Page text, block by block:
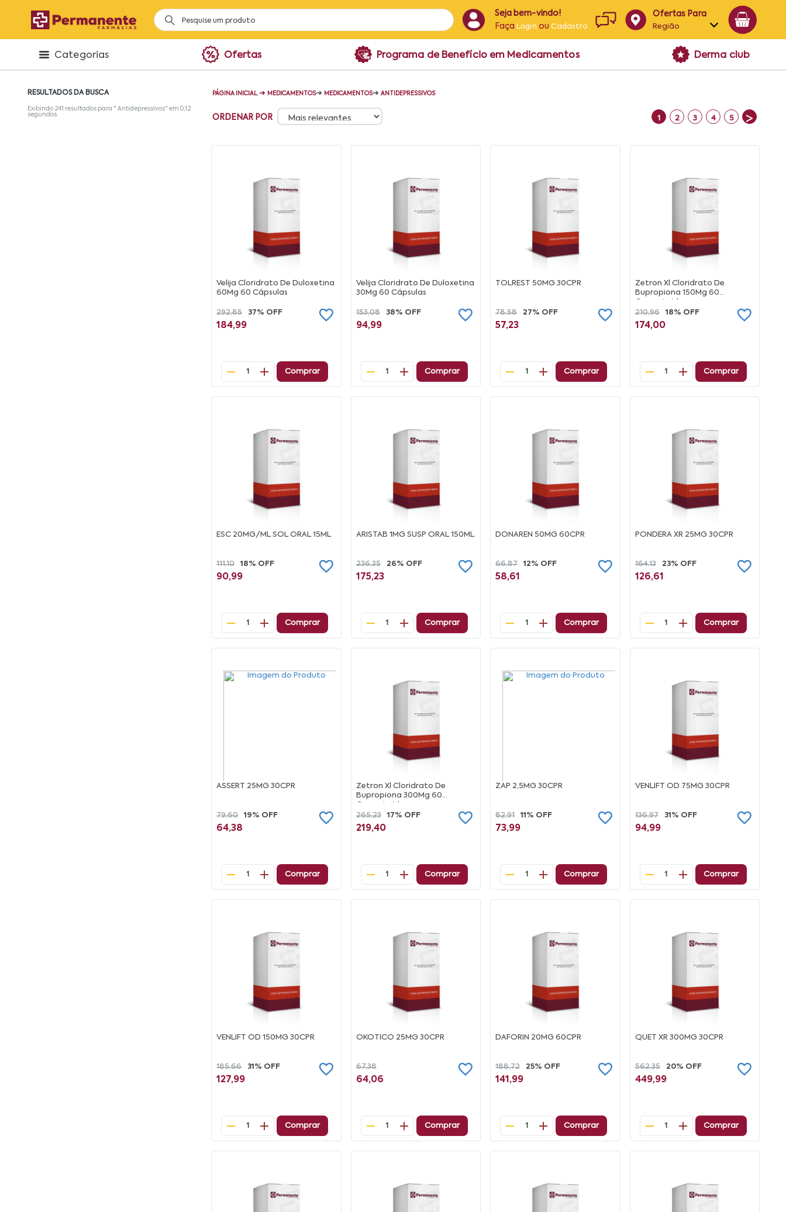
Seja bem-vindo!
Faça Login ouCadastro
Ofertas Para
Região
Alagoas
Pernambuco
Categorias Ofertas Programa de Benefício em Medicamentos Derma club
RESULTADOS DA BUSCA
Exibindo 241 resultados para " Antidepressivos" em 0,12
segundos.
PÁGINA INICIAL ➜ MEDICAMENTOS➜ MEDICAMENTOS➜ ANTIDEPRESSIVOS
ORDENAR POR 1 2 3 4 5 >
Velija Cloridrato De Duloxetina
60Mg 60 Cápsulas
292,85 37% OFF
184,99
1 Comprar
Velija Cloridrato De Duloxetina
30Mg 60 Cápsulas
153,08 38% OFF
94,99
1 Comprar
TOLREST 50MG 30CPR
78,58 27% OFF
57,23
1 Comprar
Zetron Xl Cloridrato De
Bupropiona 150Mg 60
Comprimidos
210,96
18% OFF
174,00
1 Comprar
ESC 20MG/ML SOL ORAL 15ML
111,10 18% OFF
90,99
1 Comprar
ARISTAB 1MG SUSP ORAL 150ML
236,35 26% OFF
175,23
1 Comprar
DONAREN 50MG 60CPR
66,87 12% OFF
58,61
1 Comprar
PONDERA XR 25MG 30CPR
164,13 23% OFF
126,61
1 Comprar
ASSERT 25MG 30CPR
79,60 19% OFF
64,38
1 Comprar
Zetron Xl Cloridrato De
Bupropiona 300Mg 60
Comprimidos
265,23
17% OFF
219,40
1 Comprar
ZAP 2,5MG 30CPR
82,91 11% OFF
73,99
1 Comprar
VENLIFT OD 75MG 30CPR
136,97 31% OFF
94,99
1 Comprar
VENLIFT OD 150MG 30CPR
185,66 31% OFF
127,99
1 Comprar
OKOTICO 25MG 30CPR
67,38
64,06
1 Comprar
DAFORIN 20MG 60CPR
188,72 25% OFF
141,99
1 Comprar
QUET XR 300MG 30CPR
562,35 20% OFF
449,99
1 Comprar